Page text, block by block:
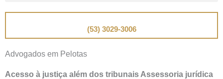
(53) 3029-3006
Advogados em Pelotas
Acesso à justiça além dos tribunais Assessoria jurídica